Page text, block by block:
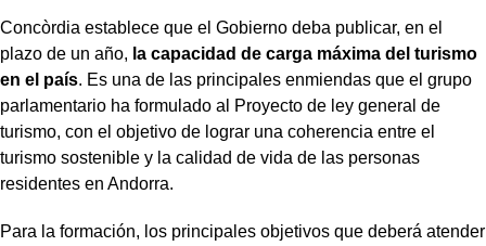
Concòrdia establece que el Gobierno deba publicar, en el
plazo de un año, la capacidad de carga máxima del turismo
en el país. Es una de las principales enmiendas que el grupo
parlamentario ha formulado al Proyecto de ley general de
turismo, con el objetivo de lograr una coherencia entre el
turismo sostenible y la calidad de vida de las personas
residentes en Andorra.
Para la formación, los principales objetivos que deberá atender